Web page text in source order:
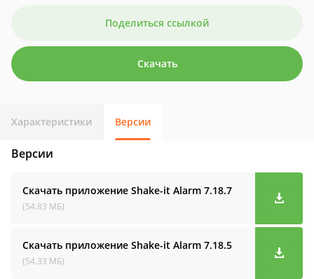
Поделиться ссылкой
Скачать
Характеристики Версии
Версии
Скачать приложение Shake-it Alarm 7.18.7
(54.83 МБ)
Скачать приложение Shake-it Alarm 7.18.5
(54.33 МБ)